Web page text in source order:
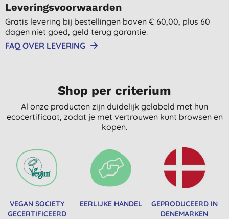
Leveringsvoorwaarden
Gratis levering bij bestellingen boven € 60,00, plus 60
dagen niet goed, geld terug garantie.
FAQ OVER LEVERING
Shop per criterium
Al onze producten zijn duidelijk gelabeld met hun
ecocertificaat, zodat je met vertrouwen kunt browsen en
kopen.
VEGAN SOCIETY
GECERTIFICEERD
EERLIJKE HANDEL
GEPRODUCEERD IN
DENEMARKEN